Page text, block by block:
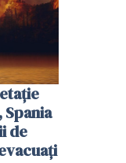
Spania
de